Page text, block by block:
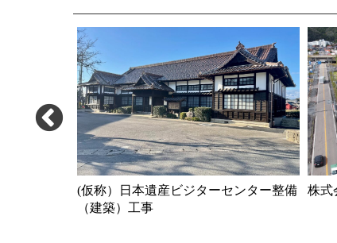
(仮称）日本遺産ビジターセンター整備
（建築）工事
株式